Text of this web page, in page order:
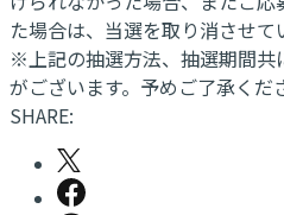
た場合は、当選を取り消させて
※上記の抽選方法、抽選期間共
がございます。予めご了承くだ
SHARE: